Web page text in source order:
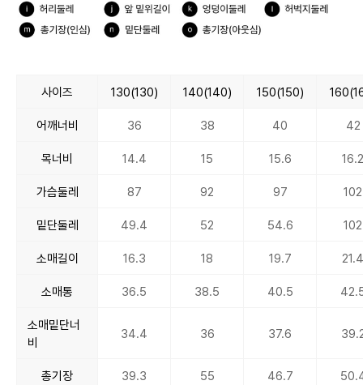
사이즈 130(130) 140(140) 150(150)
어깨너비 36 38 40 42
목너비 14.4 15 15.6
가슴둘레 87 92 97 102
밑단둘레 49.4 52 54.6 102
소매길이 16.3 18 19.7
소매통 36.5 38.5 40.5
소매밑단너
비
34.4 36 37.6
총기장 39.3 55 46.7